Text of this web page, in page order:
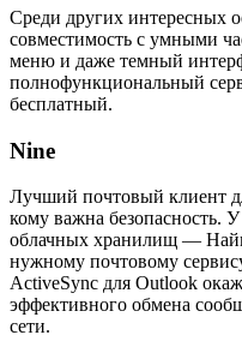
Среди других интересных
совместимость с умными
меню и даже темный
полнофункциональный
бесплатный.
Nine
Лучший почтовый клиент
кому важна безопасность.
облачных хранилищ —
нужному почтовому
ActiveSync для Outlook
эффективного обмена
сети.